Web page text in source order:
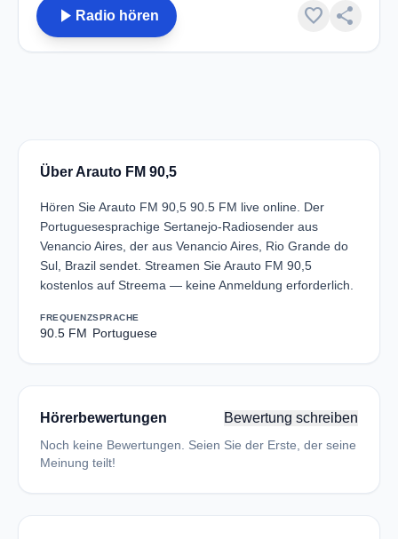
play_arrow Radio hören favorite share
Über Arauto FM 90,5
Hören Sie Arauto FM 90,5 90.5 FM live online. Der
Portuguesesprachige Sertanejo-Radiosender aus
Venancio Aires, der aus Venancio Aires, Rio Grande do
Sul, Brazil sendet. Streamen Sie Arauto FM 90,5
kostenlos auf Streema — keine Anmeldung erforderlich.
FREQUENZ
90.5 FM
SPRACHE
Portuguese
Hörerbewertungen Bewertung schreiben
Noch keine Bewertungen. Seien Sie der Erste, der seine
Meinung teilt!